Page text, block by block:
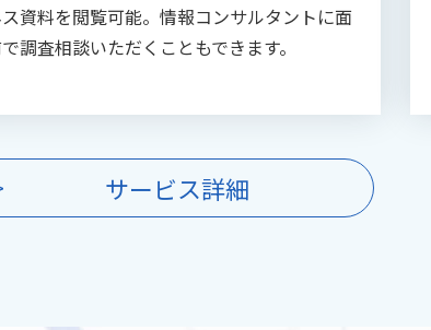
資料を閲覧可能。情報コンサルタントに面
調査相談いただくこともできます。
サービス詳細